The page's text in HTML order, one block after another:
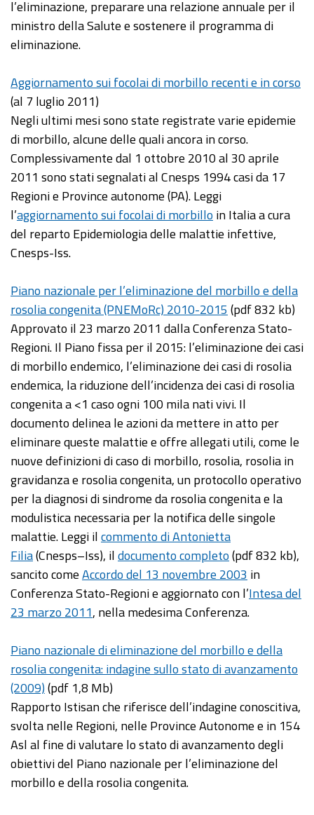
l’eliminazione, preparare una relazione annuale per il
ministro della Salute e sostenere il programma di
eliminazione.
Aggiornamento sui focolai di morbillo recenti e in corso
(al 7 luglio 2011)
Negli ultimi mesi sono state registrate varie epidemie
di morbillo, alcune delle quali ancora in corso.
Complessivamente dal 1 ottobre 2010 al 30 aprile
2011 sono stati segnalati al Cnesps 1994 casi da 17
Regioni e Province autonome (PA). Leggi
l’aggiornamento sui focolai di morbillo in Italia a cura
del reparto Epidemiologia delle malattie infettive,
Cnesps-Iss.
Piano nazionale per l’eliminazione del morbillo e della
rosolia congenita (PNEMoRc) 2010-2015 (pdf 832 kb)
Approvato il 23 marzo 2011 dalla Conferenza Stato-
Regioni. Il Piano fissa per il 2015: l’eliminazione dei casi
di morbillo endemico, l’eliminazione dei casi di rosolia
endemica, la riduzione dell’incidenza dei casi di rosolia
congenita a <1 caso ogni 100 mila nati vivi. Il
documento delinea le azioni da mettere in atto per
eliminare queste malattie e offre allegati utili, come le
nuove definizioni di caso di morbillo, rosolia, rosolia in
gravidanza e rosolia congenita, un protocollo operativo
per la diagnosi di sindrome da rosolia congenita e la
modulistica necessaria per la notifica delle singole
malattie. Leggi ilcommento di Antonietta
Filia(Cnesps–Iss), ildocumento completo(pdf 832 kb),
sancito comeAccordo del 13 novembre 2003 in
Conferenza Stato-Regioni e aggiornato con l’Intesa del
23 marzo 2011, nella medesima Conferenza.
Piano nazionale di eliminazione del morbillo e della
rosolia congenita: indagine sullo stato di avanzamento
(2009)(pdf 1,8 Mb)
Rapporto Istisan che riferisce dell’indagine conoscitiva,
svolta nelle Regioni, nelle Province Autonome e in 154
Asl al fine di valutare lo stato di avanzamento degli
obiettivi del Piano nazionale per l’eliminazione del
morbillo e della rosolia congenita.